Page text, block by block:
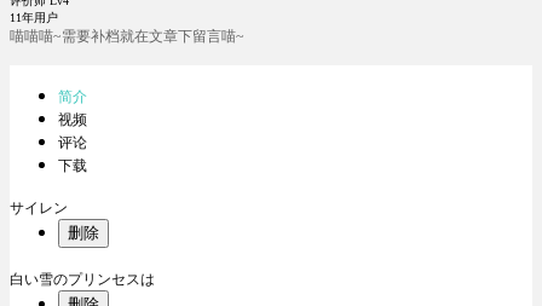
11年用户
喵喵喵~需要补档就在文章下留言喵~
简介
视频
评论
下载
サイレン
删除
白い雪のプリンセスは